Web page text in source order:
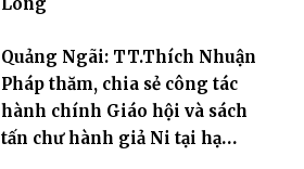
Quảng Ngãi: TT.Thích Nhuận
Pháp thăm, chia sẻ công tác
hành chính Giáo hội và sách
tấn chư hành giả Ni tại hạ